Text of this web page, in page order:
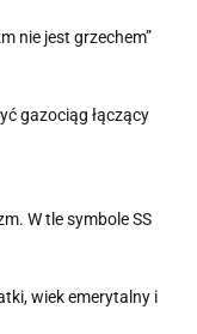
nie jest grzechem”
gazociąg łączący
W tle symbole SS
wiek emerytalny i